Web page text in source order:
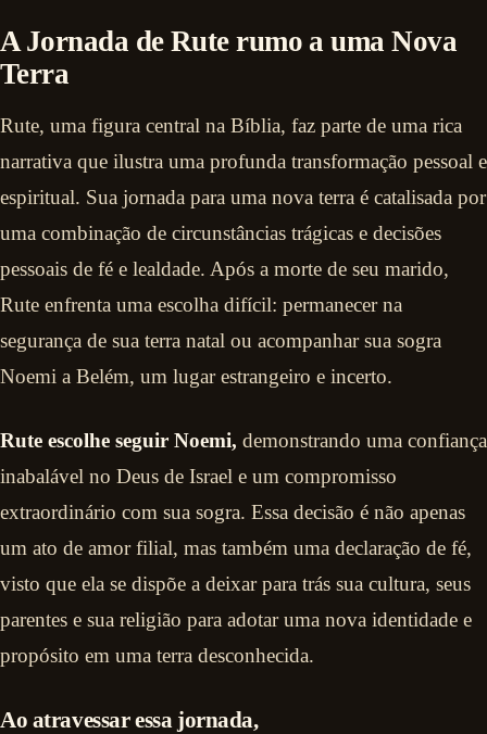
A Jornada de Rute rumo a uma Nova
Terra
Rute, uma figura central na Bíblia, faz parte de uma rica
narrativa que ilustra uma profunda transformação pessoal e
espiritual. Sua jornada para uma nova terra é catalisada por
uma combinação de circunstâncias trágicas e decisões
pessoais de fé e lealdade. Após a morte de seu marido,
Rute enfrenta uma escolha difícil: permanecer na
segurança de sua terra natal ou acompanhar sua sogra
Noemi a Belém, um lugar estrangeiro e incerto.
Rute escolhe seguir Noemi, demonstrando uma confiança
inabalável no Deus de Israel e um compromisso
extraordinário com sua sogra. Essa decisão é não apenas
um ato de amor filial, mas também uma declaração de fé,
visto que ela se dispõe a deixar para trás sua cultura, seus
parentes e sua religião para adotar uma nova identidade e
propósito em uma terra desconhecida.
Ao atravessar essa jornada,